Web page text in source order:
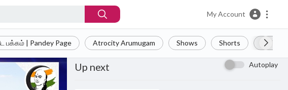
My Account
பக்கம் | Pandey Page Atrocity Arumugam Shows Shorts LIVE
Up next Autoplay